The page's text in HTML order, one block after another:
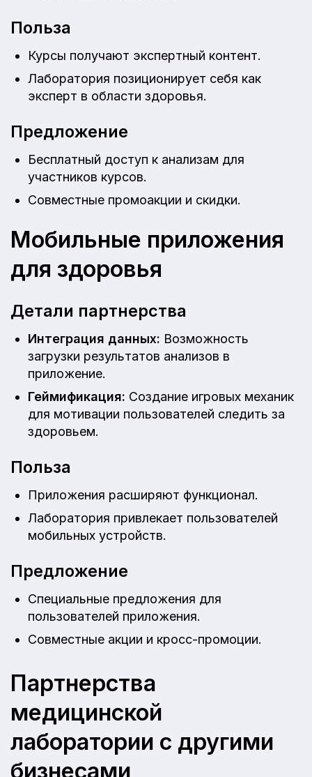
Польза
Курсы получают экспертный контент.
Лаборатория позиционирует себя как
эксперт в области здоровья.
Предложение
Бесплатный доступ к анализам для
участников курсов.
Совместные промоакции и скидки.
Мобильные приложения
для здоровья
Детали партнерства
Интеграция данных: Возможность
загрузки результатов анализов в
приложение.
Геймификация: Создание игровых механик
для мотивации пользователей следить за
здоровьем.
Польза
Приложения расширяют функционал.
Лаборатория привлекает пользователей
мобильных устройств.
Предложение
Специальные предложения для
пользователей приложения.
Совместные акции и кросс-промоции.
Партнерства
медицинской
лаборатории с другими
бизнесами